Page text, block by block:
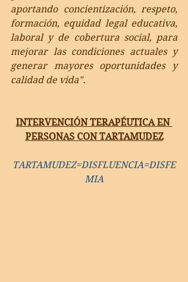
aportando concientización, respeto,
formación, equidad legal educativa,
laboral y de cobertura social, para
mejorar las condiciones actuales y
generar mayores oportunidades y
calidad de vida".
INTERVENCIÓN TERAPÉUTICA EN
PERSONAS CON TARTAMUDEZ
TARTAMUDEZ=DISFLUENCIA=DISFE
MIA